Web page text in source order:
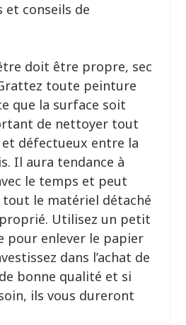
et conseils de
doit être propre, sec
toute peinture
que la surface soit
de nettoyer tout
défectueux entre la
Il aura tendance à
le temps et peut
le matériel détaché
Utilisez un petit
pour enlever le papier
dans l’achat de
bonne qualité et si
ils vous dureront